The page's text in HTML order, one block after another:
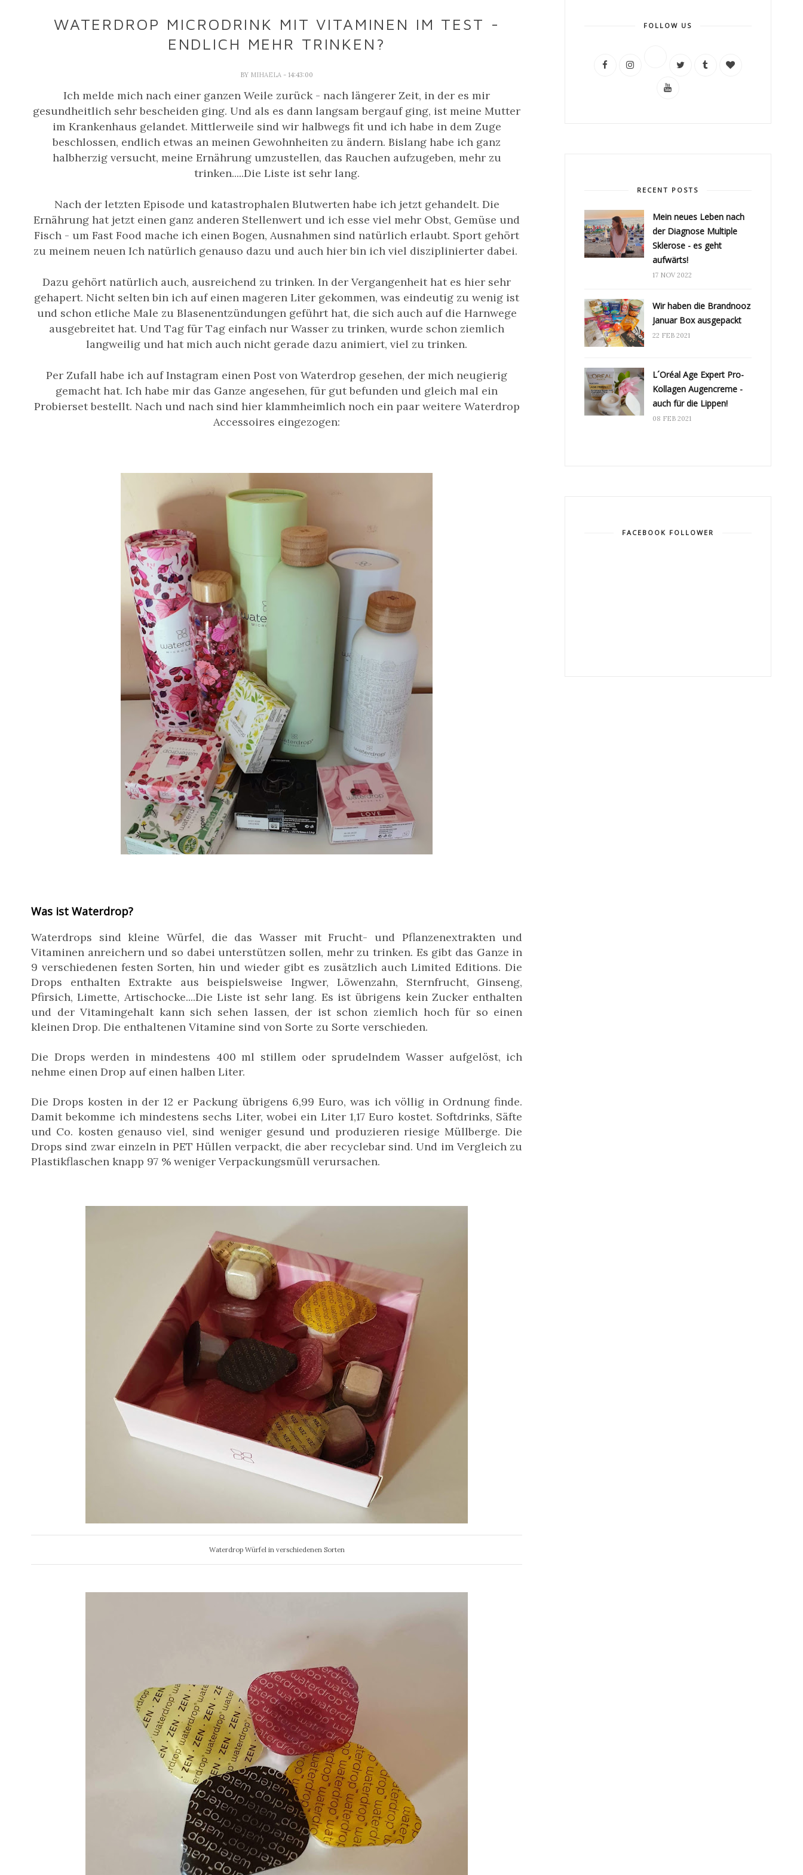
WATERDROP MICRODRINK MIT VITAMINEN IM TEST -
ENDLICH MEHR TRINKEN?
BY MIHAELA - 14:43:00
Ich melde mich nach einer ganzen Weile zurück - nach längerer Zeit, in der es mir
gesundheitlich sehr bescheiden ging. Und als es dann langsam bergauf ging, ist meine Mutter
im Krankenhaus gelandet. Mittlerweile sind wir halbwegs fit und ich habe in dem Zuge
beschlossen, endlich etwas an meinen Gewohnheiten zu ändern. Bislang habe ich ganz
halbherzig versucht, meine Ernährung umzustellen, das Rauchen aufzugeben, mehr zu
trinken.....Die Liste ist sehr lang.
Nach der letzten Episode und katastrophalen Blutwerten habe ich jetzt gehandelt. Die
Ernährung hat jetzt einen ganz anderen Stellenwert und ich esse viel mehr Obst, Gemüse und
Fisch - um Fast Food mache ich einen Bogen, Ausnahmen sind natürlich erlaubt. Sport gehört
zu meinem neuen Ich natürlich genauso dazu und auch hier bin ich viel disziplinierter dabei.
Dazu gehört natürlich auch, ausreichend zu trinken. In der Vergangenheit hat es hier sehr
gehapert. Nicht selten bin ich auf einen mageren Liter gekommen, was eindeutig zu wenig ist
und schon etliche Male zu Blasenentzündungen geführt hat, die sich auch auf die Harnwege
ausgebreitet hat. Und Tag für Tag einfach nur Wasser zu trinken, wurde schon ziemlich
langweilig und hat mich auch nicht gerade dazu animiert, viel zu trinken.
Per Zufall habe ich auf Instagram einen Post von Waterdrop gesehen, der mich neugierig
gemacht hat. Ich habe mir das Ganze angesehen, für gut befunden und gleich mal ein
Probierset bestellt. Nach und nach sind hier klammheimlich noch ein paar weitere Waterdrop
Accessoires eingezogen:
Was ist Waterdrop?
Waterdrops sind kleine Würfel, die das Wasser mit Frucht- und Pflanzenextrakten und
Vitaminen anreichern und so dabei unterstützen sollen, mehr zu trinken. Es gibt das Ganze in
9 verschiedenen festen Sorten, hin und wieder gibt es zusätzlich auch Limited Editions. Die
Drops enthalten Extrakte aus beispielsweise Ingwer, Löwenzahn, Sternfrucht, Ginseng,
Pfirsich, Limette, Artischocke....Die Liste ist sehr lang. Es ist übrigens kein Zucker enthalten
und der Vitamingehalt kann sich sehen lassen, der ist schon ziemlich hoch für so einen
kleinen Drop. Die enthaltenen Vitamine sind von Sorte zu Sorte verschieden.
Die Drops werden in mindestens 400 ml stillem oder sprudelndem Wasser aufgelöst, ich
nehme einen Drop auf einen halben Liter.
Die Drops kosten in der 12 er Packung übrigens 6,99 Euro, was ich völlig in Ordnung finde.
Damit bekomme ich mindestens sechs Liter, wobei ein Liter 1,17 Euro kostet. Softdrinks, Säfte
und Co. kosten genauso viel, sind weniger gesund und produzieren riesige Müllberge. Die
Drops sind zwar einzeln in PET Hüllen verpackt, die aber recyclebar sind. Und im Vergleich zu
Plastikflaschen knapp 97 % weniger Verpackungsmüll verursachen.
Waterdrop Würfel in verschiedenen Sorten
FOLLOW US
RECENT POSTS
Mein neues Leben nach
der Diagnose Multiple
Sklerose - es geht
aufwärts!
17 NOV 2022
Wir haben die Brandnooz
Januar Box ausgepackt
22 FEB 2021
L´Oréal Age Expert Pro-
Kollagen Augencreme -
auch für die Lippen!
08 FEB 2021
FACEBOOK FOLLOWER